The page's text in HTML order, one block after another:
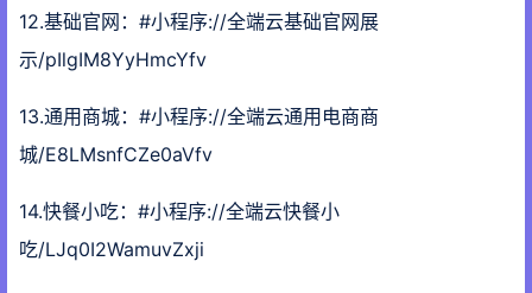
12.基础官网：#小程序://全端云基础官网展
示/pIlgIM8YyHmcYfv
13.通用商城：#小程序://全端云通用电商商
城/E8LMsnfCZe0aVfv
14.快餐小吃：#小程序://全端云快餐小
吃/LJq0I2WamuvZxji